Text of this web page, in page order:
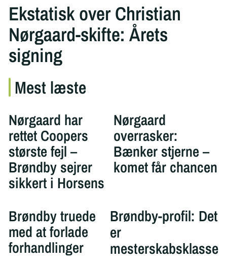
Ekstatisk over Christian
Nørgaard-skifte: Årets
signing
Mest læste
Nørgaard har
rettet Coopers
største fejl –
Brøndby sejrer
sikkert i Horsens
Nørgaard
overrasker:
Bænker stjerne –
komet får chancen
Brøndby truede
med at forlade
forhandlinger
Brøndby-profil: Det
er
mesterskabsklasse